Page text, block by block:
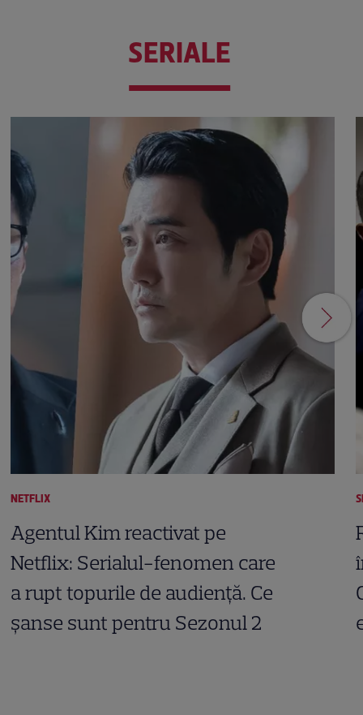
SERIALE
NETFLIX
Agentul Kim reactivat pe
Netflix: Serialul-fenomen care
a rupt topurile de audiență. Ce
șanse sunt pentru Sezonul 2